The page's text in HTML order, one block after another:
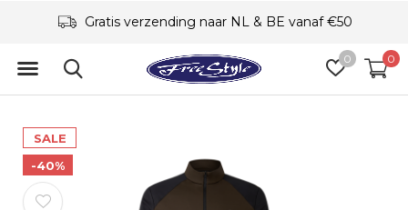
0 0
Gratis verzending naar NL & BE vanaf €50
SALE
-40%